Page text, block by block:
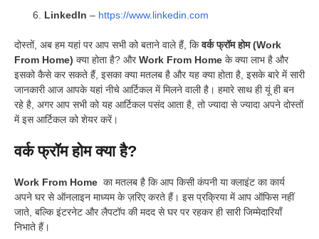
LinkedIn – https://www.linkedin.com
दोस्तों, अब हम यहां पर आप सभी को बताने वाले हैं, किवर्क फ्रॉम होम (Work
From Home) क्या होता है? औरWork From Home के क्या लाभ है और
इसको कैसे कर सकते हैं, इसका क्या मतलब है और यह क्या होता है, इसके बारे में सारी
जानकारी आज आपके यहां नीचे आर्टिकल में मिलने वाली है। हमारे साथ ही यूं ही बन
रहे है, अगर आप सभी को यह आर्टिकल पसंद आता है, तो ज्यादा से ज्यादा अपने दोस्तों
में इस आर्टिकल को शेयर करें।
वर्क फ्रॉम होम क्या है?
Work From Home का मतलब है कि आप किसी कंपनी या क्लाइंट का कार्य
अपने घर से ऑनलाइन माध्यम के ज़रिए करते हैं। इस प्रक्रिया में आप ऑफिस नहीं
जाते, बल्कि इंटरनेट और लैपटॉप की मदद से घर पर रहकर ही सारी जिम्मेदारियाँ
निभाते हैं।